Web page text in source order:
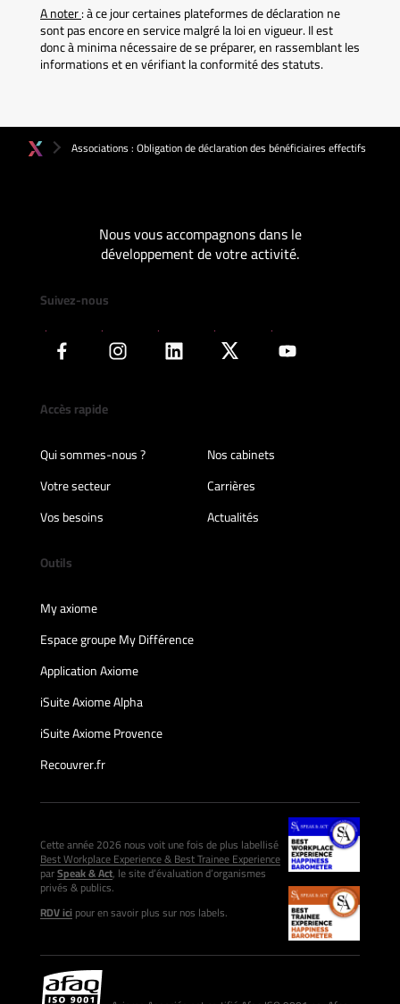
A noter: à ce jour certaines plateformes de déclaration ne
sont pas encore en service malgré la loi en vigueur. Il est
donc à minima nécessaire de se préparer, en rassemblant les
informations et en vérifiant la conformité des statuts.
Associations : Obligation de déclaration des bénéficiaires effectifs
Nous vous accompagnons dans le
développement de votre activité.
Suivez-nous
Accès rapide
Qui sommes-nous ?
Nos cabinets
Votre secteur
Carrières
Vos besoins
Actualités
Outils
My axiome
Espace groupe My Différence
Application Axiome
iSuite Axiome Alpha
iSuite Axiome Provence
Recouvrer.fr
Cette année 2026 nous voit une fois de plus labellisé
Best Workplace Experience & Best Trainee Experience
parSpeak & Act, le site d’évaluation d’organismes
privés & publics.
RDV icipour en savoir plus sur nos labels.